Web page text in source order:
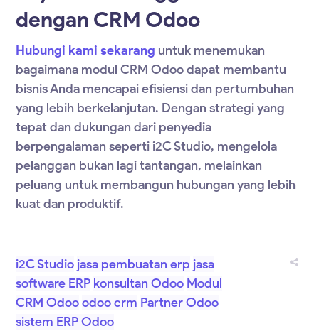
dengan CRM Odoo
Hubungi kami sekarang untuk menemukan
bagaimana modulCRM Odoodapat membantu
bisnis Anda mencapai efisiensi dan pertumbuhan
yang lebih berkelanjutan. Dengan strategi yang
tepat dan dukungan dari penyedia
berpengalaman seperti i2C Studio, mengelola
pelanggan bukan lagi tantangan, melainkan
peluang untuk membangun hubungan yang lebih
kuat dan produktif.
i2C Studio jasa pembuatan erp jasa
software ERP konsultan Odoo Modul
CRM Odoo odoo crm Partner Odoo
sistem ERP Odoo